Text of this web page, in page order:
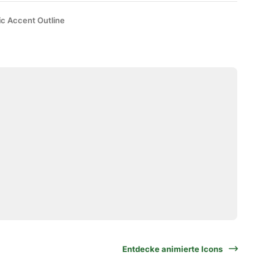
Accent Outline
Entdecke animierte Icons